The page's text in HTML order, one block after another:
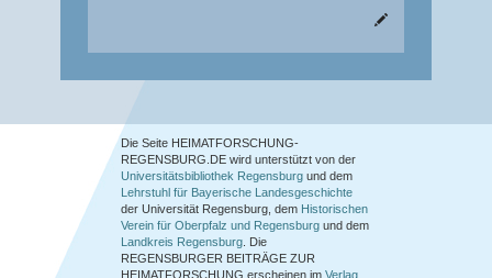
Die Seite HEIMATFORSCHUNG-
REGENSBURG.DE wird unterstützt von der
Universitätsbibliothek Regensburg und dem
Lehrstuhl für Bayerische Landesgeschichte
der Universität Regensburg, dem Historischen
Verein für Oberpfalz und Regensburg und dem
Landkreis Regensburg . Die
REGENSBURGER BEITRÄGE ZUR
HEIMATFORSCHUNG erscheinen im Verlag